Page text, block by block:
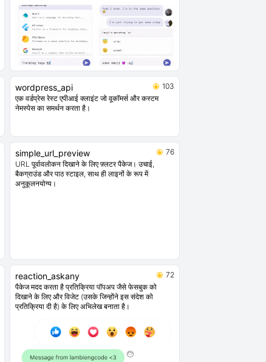
wordpress_api
103
एक वर्डप्रेस रेस्ट एपीआई क्लाइंट जो वूकॉमर्स और कस्टम
नेमस्पेस का समर्थन करता है।
simple_url_preview
76
URL पूर्वावलोकन दिखाने के लिए फ़्लटर पैकेज। उचाई,
बैकग्राउंड और पाठ स्टाइल, साथ ही लाइनों के रूप में
अनुकूलनयोग्य।
reaction_askany
72
पैकेज मदद करता है प्रतिक्रिया पॉपअप जैसे फेसबुक को
दिखाने के लिए और विजेट (उसके जिन्होंने इस संदेश को
प्रतिक्रिया दी है) के लिए अभिलेख बनाता है।